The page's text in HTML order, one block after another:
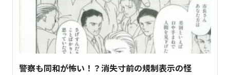
警察も同和が怖い！？消失寸前の規制表示の怪